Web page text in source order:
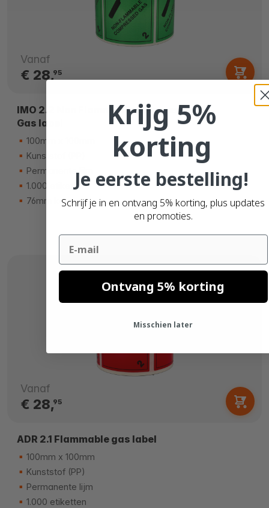
Vanaf
€ 28,95
IMO 2.2 Non Flammable Compressed
Gas label
100mm x 100mm
Kunststof (PP)
Permanente lijm
1.000 etiketten
76mm kern
Vanaf
€ 28,95
ADR 2.1 Flammable gas label
100mm x 100mm
Kunststof (PP)
Permanente lijm
1.000 etiketten
Krijg 5%
korting
Je eerste bestelling!
Schrijf je in en ontvang 5% korting, plus updates
en promoties.
Email
Ontvang 5% korting
Misschien later